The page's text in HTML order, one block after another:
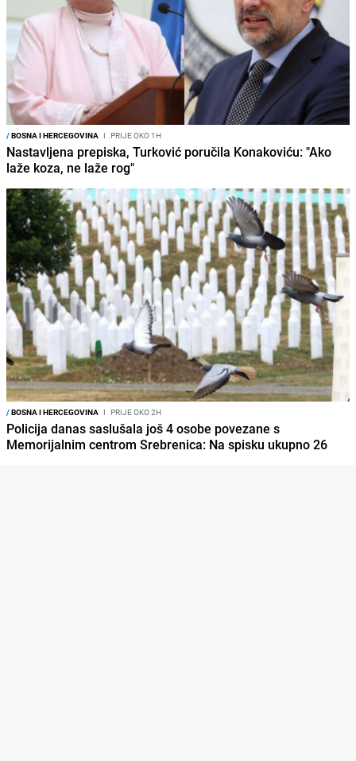
/BOSNA I HERCEGOVINA I PRIJE OKO 1H
Nastavljena prepiska, Turković poručila Konakoviću: "Ako
laže koza, ne laže rog"
/BOSNA I HERCEGOVINA I PRIJE OKO 2H
Policija danas saslušala još 4 osobe povezane s
Memorijalnim centrom Srebrenica: Na spisku ukupno 26